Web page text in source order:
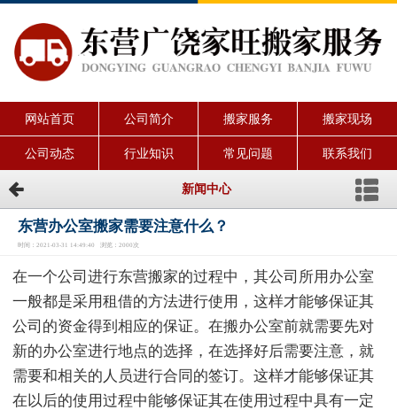
网站首页 公司简介 搬家服务 搬家现场
公司动态 行业知识 常见问题 联系我们
新闻中心
东营办公室搬家需要注意什么？
时间：2021-03-31 14:49:40 浏览：2000次
在一个公司进行东营搬家的过程中，其公司所用办公室
一般都是采用租借的方法进行使用，这样才能够保证其
公司的资金得到相应的保证。在搬办公室前就需要先对
新的办公室进行地点的选择，在选择好后需要注意，就
需要和相关的人员进行合同的签订。这样才能够保证其
在以后的使用过程中能够保证其在使用过程中具有一定